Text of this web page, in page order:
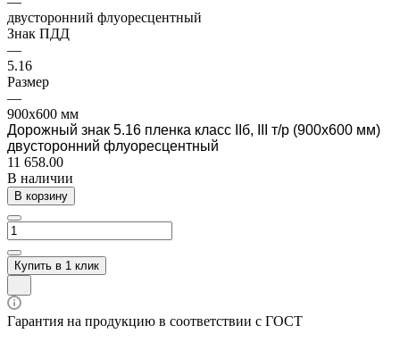
двусторонний флуоресцентный
Знак ПДД
—
5.16
Размер
—
900х600 мм
Дорожный знак 5.16 пленка класс IIб, III т/р (900х600 мм)
двусторонний флуоресцентный
11 658.00
В наличии
В корзину
Купить в 1 клик
Гарантия на продукцию в соответствии с ГОСТ